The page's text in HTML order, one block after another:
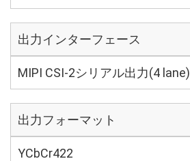
出力インターフェース
MIPI CSI-2シリアル出力(4 lane)
出力フォーマット
YCbCr422